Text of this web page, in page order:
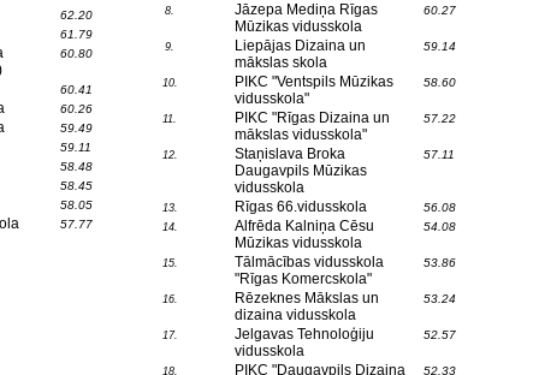
62.20
61.79
60.80
60.41
60.26
59.49
59.11
58.48
58.45
58.05
57.77
8.
Jāzepa Mediņa Rīgas
Mūzikas vidusskola
60.27
9.
Liepājas Dizaina un
mākslas skola
59.14
10.
PIKC "Ventspils Mūzikas
vidusskola"
58.60
11.
PIKC "Rīgas Dizaina un
mākslas vidusskola"
57.22
12.
Staņislava Broka
Daugavpils Mūzikas
vidusskola
57.11
13. Rīgas 66.vidusskola 56.08
14.
Alfrēda Kalniņa Cēsu
Mūzikas vidusskola
54.08
15.
Tālmācības vidusskola
"Rīgas Komercskola"
53.86
16.
Rēzeknes Mākslas un
dizaina vidusskola
53.24
17.
Jelgavas Tehnoloģiju
vidusskola
52.57
18. PIKC "Daugavpils Dizaina 52.33